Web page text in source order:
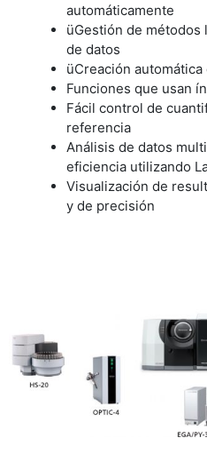
automáticamente
üGestión de métodos
de datos
üCreación
Funciones que usan
Fácil control de
referencia
Análisis de datos
eficiencia utilizando
Visualización de
y de precisión